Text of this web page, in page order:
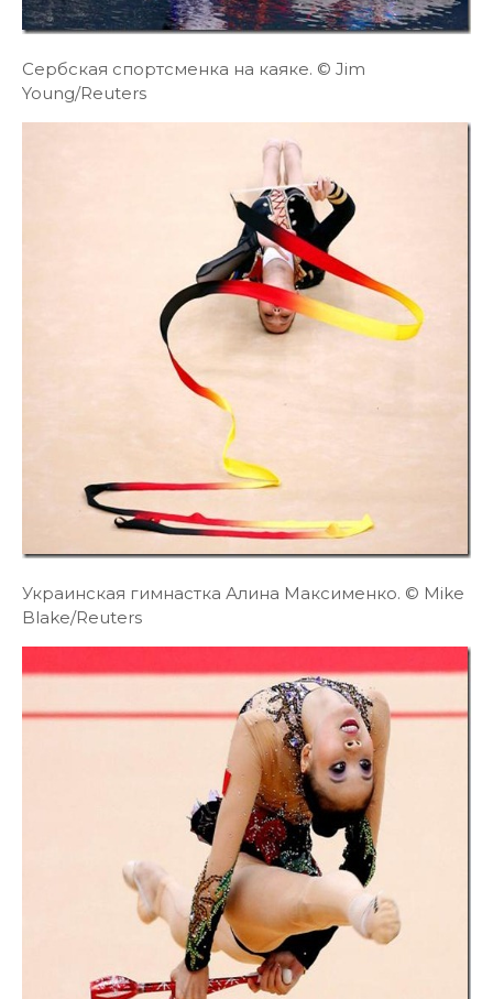
Сербская спортсменка на каяке. © Jim
Young/Reuters
Украинская гимнастка Алина Максименко. © Mike
Blake/Reuters